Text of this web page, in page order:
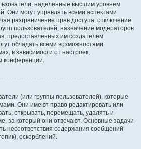
наделённые высшим уровнем
Они могут управлять всеми аспектами
разграничение прав доступа, отключение
пользователей, назначение модераторов
предоставленных им создателем
обладать всеми возможностями
в зависимости от настроек,
конференции.
(или группы пользователей), которые
Они имеют право редактировать или
открывать, перемещать, удалять и
за который они отвечают. Основные задачи
несоответствия содержания сообщений
оскорблений.